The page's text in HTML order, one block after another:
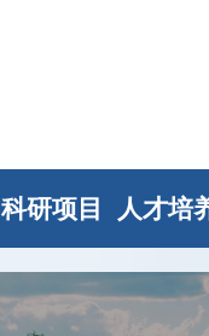
科研项目 人才培